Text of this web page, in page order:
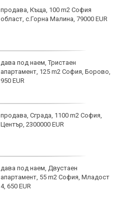
продава, Къща, 100 m2 София
област, с.Горна Малина, 79000 EUR
дава под наем, Тристаен
апартамент, 125 m2 София, Борово,
950 EUR
продава, Сграда, 1100 m2 София,
Център, 2300000 EUR
дава под наем, Двустаен
апартамент, 55 m2 София, Младост
4, 650 EUR